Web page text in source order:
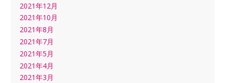
2021年12月
2021年10月
2021年8月
2021年7月
2021年5月
2021年4月
2021年3月